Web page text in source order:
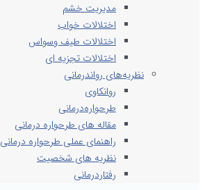
مدیریت خشم
اختلالات خواب
اختلالات طیف وسواس
اختلالات تجزیه ای
نظریه‌های رواندرمانی
روانکاوی
طرحواره‌درمانی
مقاله های طرحواره درمانی
راهنمای عملی طرحواره درمانی
نظریه های شخصیت
رفتاردرمانی